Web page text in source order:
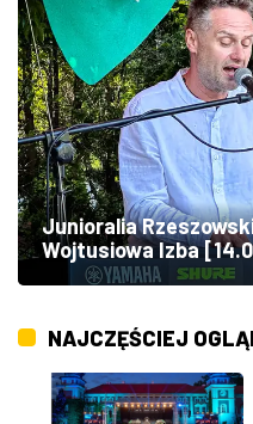
Junioralia
Wojtusiowa Izba
NAJCZĘŚCIEJ